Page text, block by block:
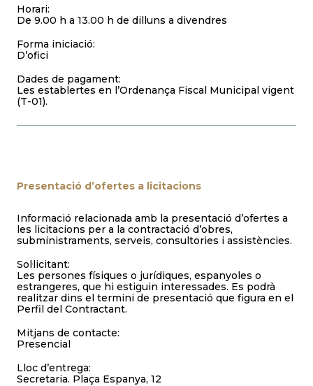
Horari:
De 9.00 h a 13.00 h de dilluns a divendres
Forma iniciació:
D’ofici
Dades de pagament:
Les establertes en l’Ordenança Fiscal Municipal vigent
(T-01).
Presentació d’ofertes a licitacions
Informació relacionada amb la presentació d’ofertes a
les licitacions per a la contractació d’obres,
subministraments, serveis, consultories i assistències.
Sol·licitant:
Les persones físiques o jurídiques, espanyoles o
estrangeres, que hi estiguin interessades. Es podrà
realitzar dins el termini de presentació que figura en el
Perfil del Contractant.
Mitjans de contacte:
Presencial
Lloc d’entrega:
Secretaria. Plaça Espanya, 12